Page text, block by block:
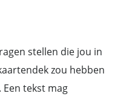
stellen die jou in
zou hebben
tekst mag